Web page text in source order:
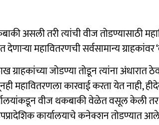
असली तरी त्यांची वीज तोडण्यासाठी
महावितरणची सर्वसामान्य
जोडण्या तोडून त्यांना अंधारात
महावितरणला कारवाई करता येत नाही,
वीज थकबाकी वेळेत वसूल केली तर
कार्यालयाचे कनेक्शन तोडण्यात